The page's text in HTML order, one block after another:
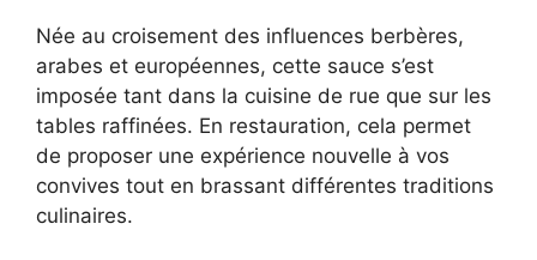
Née au croisement des influences berbères,
arabes et européennes, cette sauce s’est
imposée tant dans la cuisine de rue que sur les
tables raffinées. En restauration, cela permet
de proposer une expérience nouvelle à vos
convives tout en brassant différentes traditions
culinaires.